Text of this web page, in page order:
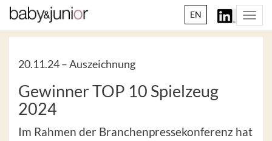
EN
20.11.24 –Auszeichnung
Gewinner TOP 10 Spielzeug
2024
Im Rahmen der Branchenpressekonferenz hat